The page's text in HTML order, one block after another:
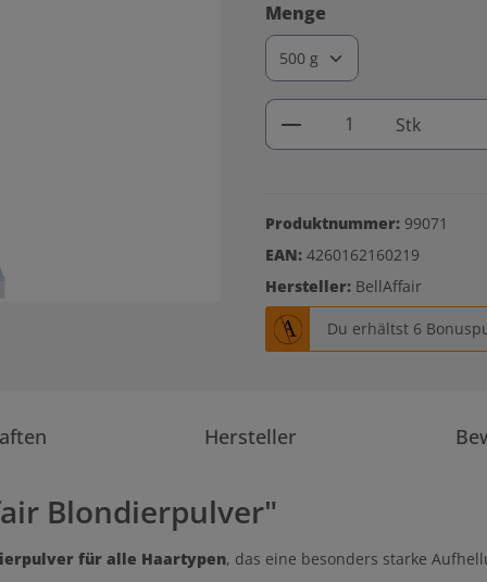
Menge
Produkt Anzahl:
Stk
Produktnummer: 99071
EAN: 4260162160219
Hersteller: BellAffair
Du erhältst 6
Hersteller
Blondierpulver"
für alle Haartypen, das eine besonders starke